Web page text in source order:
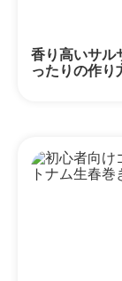
香り高いサル
ったりの作り